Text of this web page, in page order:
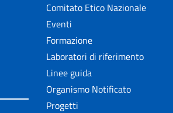
Comitato Etico Nazionale
Eventi
Formazione
Laboratori di riferimento
Linee guida
Organismo Notificato
Progetti